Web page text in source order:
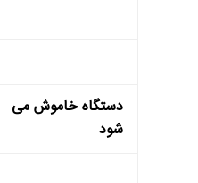
دستگاه خاموش می
شود